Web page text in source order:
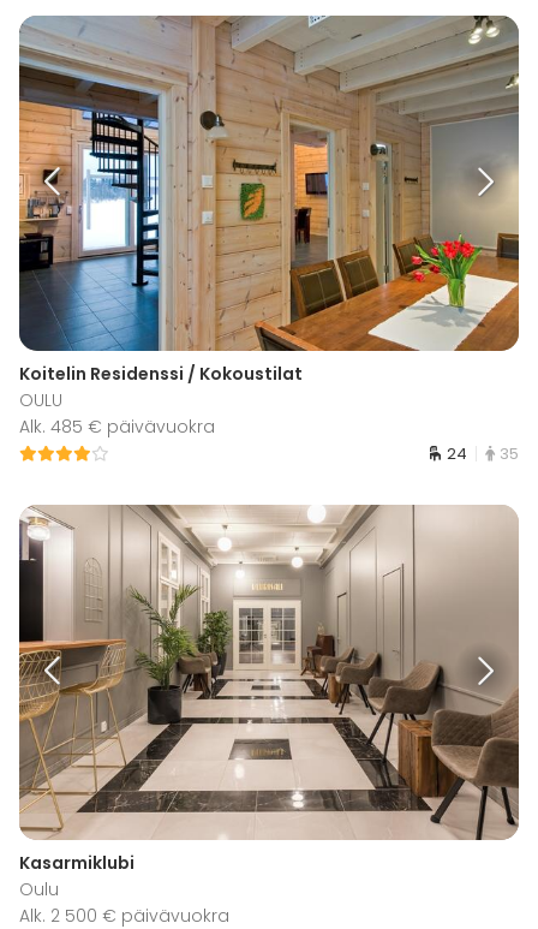
Koitelin Residenssi / Kokoustilat
OULU
Alk. 485 € päivävuokra
24 35
Kasarmiklubi
Oulu
Alk. 2 500 € päivävuokra